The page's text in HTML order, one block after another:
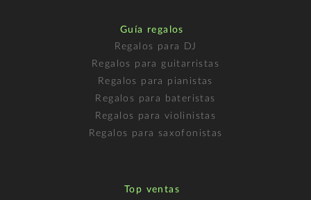
Guía regalos
Regalos para DJ
Regalos para guitarristas
Regalos para pianistas
Regalos para bateristas
Regalos para violinistas
Regalos para saxofonistas
Top ventas